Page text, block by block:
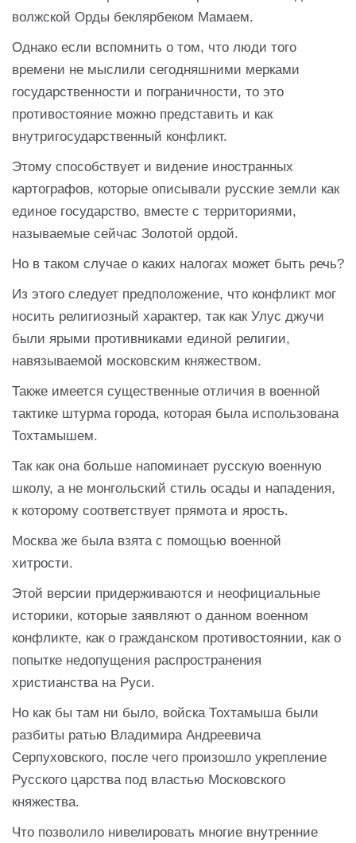
волжской Орды беклярбеком Мамаем.
Однако если вспомнить о том, что люди того
времени не мыслили сегодняшними мерками
государственности и пограничности, то это
противостояние можно представить и как
внутригосударственный конфликт.
Этому способствует и видение иностранных
картографов, которые описывали русские земли как
единое государство, вместе с территориями,
называемые сейчас Золотой ордой.
Но в таком случае о каких налогах может быть речь?
Из этого следует предположение, что конфликт мог
носить религиозный характер, так как Улус джучи
были ярыми противниками единой религии,
навязываемой московским княжеством.
Также имеется существенные отличия в военной
тактике штурма города, которая была использована
Тохтамышем.
Так как она больше напоминает русскую военную
школу, а не монгольский стиль осады и нападения,
к которому соответствует прямота и ярость.
Москва же была взята с помощью военной
хитрости.
Этой версии придерживаются и неофициальные
историки, которые заявляют о данном военном
конфликте, как о гражданском противостоянии, как о
попытке недопущения распространения
христианства на Руси.
Но как бы там ни было, войска Тохтамыша были
разбиты ратью Владимира Андреевича
Серпуховского, после чего произошло укрепление
Русского царства под властью Московского
княжества.
Что позволило нивелировать многие внутренние